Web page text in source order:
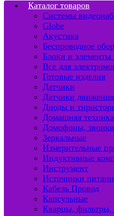
Каталог товаров
Системы
Globe
Акустика
Беспроводное
Блоки и элементы
Все для
Готовые изделия
Датчики
Датчики движения
Диоды и
Домашняя
Домофоны,
Зеркальные
Измерительные
Индуктивные
Инструмент
Источники
Кабель Провод
Капсульные
Кварцы, фильтры,